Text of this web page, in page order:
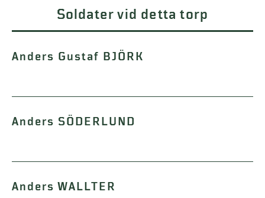
Soldater vid detta torp
Anders Gustaf BJÖRK
Anders SÖDERLUND
Anders WALLTER